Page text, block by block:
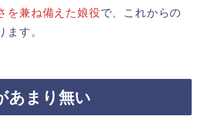
を兼ね備えた娘役で、これからの
ます。
あまり無い